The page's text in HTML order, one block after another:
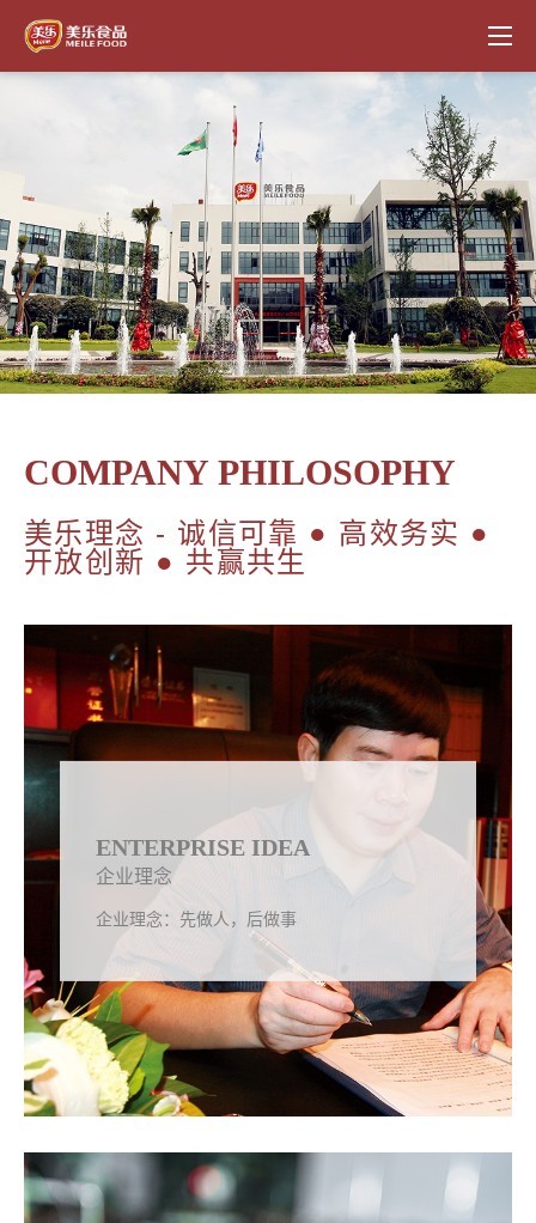
COMPANY PHILOSOPHY
美乐理念 - 诚信可靠 ● 高效务实 ●
开放创新 ● 共赢共生
ENTERPRISE IDEA
企业理念
企业理念：先做人，后做事